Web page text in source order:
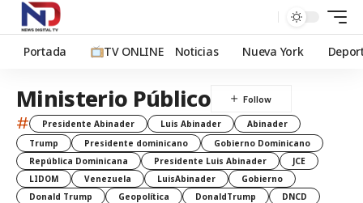
Portada TV ONLINE Noticias Nueva York
Ministerio Público
# Presidente Abinader Luis Abinader
Abinader
Trump
Presidente dominicano
Gobierno Dominicano
República Dominicana
Presidente Luis Abinader
JCE
LIDOM
Venezuela LuisAbinader
Gobierno
Donald Trump
Geopolítica DonaldTrump
DNCD